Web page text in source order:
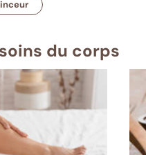
du corps